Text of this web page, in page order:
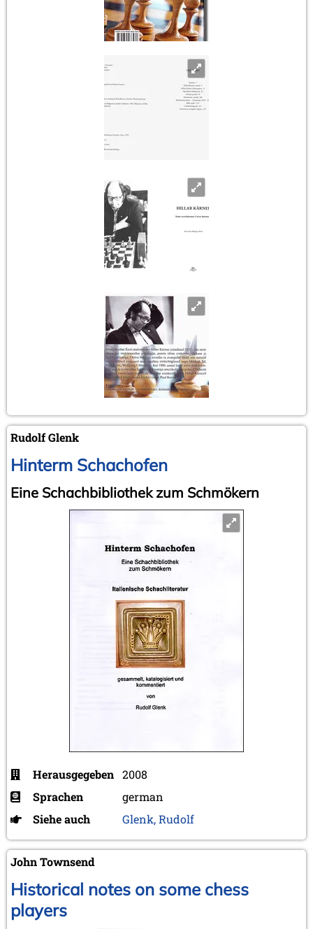
Rudolf Glenk
Hinterm Schachofen
Eine Schachbibliothek zum Schmökern
Herausgegeben 2008
Sprachen
german
Siehe auch
Glenk, Rudolf
John Townsend
Historical notes on some chess
players